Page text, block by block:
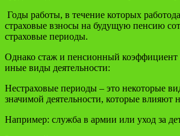
Годы работы, в течение которых
страховые взносы на будущую пенсию
страховые периоды.
Однако стаж и пенсионный коэффициент
иные виды деятельности:
Нестраховые периоды – это некоторые
значимой деятельности, которые влияют
Например: служба в армии или уход за